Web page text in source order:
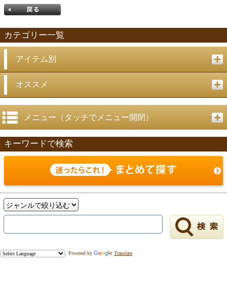
カテゴリー一覧
アイテム別
オススメ
メニュー（タッチでメニュー開閉）
キーワードで検索
Powered by Translate